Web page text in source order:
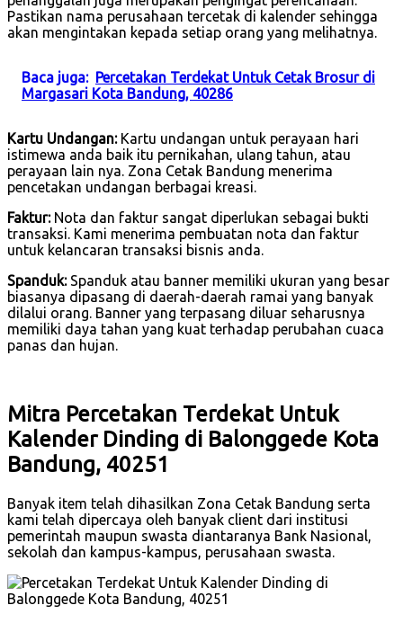
Pastikan nama perusahaan tercetak di kalender sehingga
akan mengintakan kepada setiap orang yang melihatnya.
Baca juga: Percetakan Terdekat Untuk Cetak Brosur di
Margasari Kota Bandung, 40286
Kartu Undangan:Kartu undangan untuk perayaan hari
istimewa anda baik itu pernikahan, ulang tahun, atau
perayaan lain nya. Zona Cetak Bandung menerima
pencetakan undangan berbagai kreasi.
Faktur:Nota dan faktur sangat diperlukan sebagai bukti
transaksi. Kami menerima pembuatan nota dan faktur
untuk kelancaran transaksi bisnis anda.
Spanduk:Spanduk atau banner memiliki ukuran yang besar
biasanya dipasang di daerah-daerah ramai yang banyak
dilalui orang. Banner yang terpasang diluar seharusnya
memiliki daya tahan yang kuat terhadap perubahan cuaca
panas dan hujan.
Mitra Percetakan Terdekat Untuk
Kalender Dinding di Balonggede Kota
Bandung, 40251
Banyak item telah dihasilkan Zona Cetak Bandung serta
kami telah dipercaya oleh banyak client dari institusi
pemerintah maupun swasta diantaranya Bank Nasional,
sekolah dan kampus-kampus, perusahaan swasta.